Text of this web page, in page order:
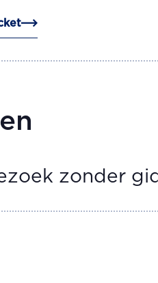
zonder